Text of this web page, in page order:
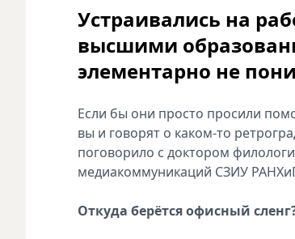
Устраивались на
высшими
элементарно не
Если бы они просто просили
вы и говорят о каком-то
поговорило с доктором
медиакоммуникаций СЗИУ
Откуда берётся офисный